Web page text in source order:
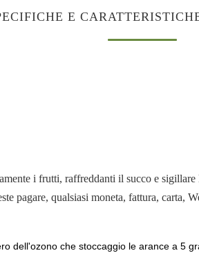
E
i frutti, raffreddanti il succo e
pagare, qualsiasi moneta, fattura, carta,
dell'ozono che stoccaggio le arance a 5